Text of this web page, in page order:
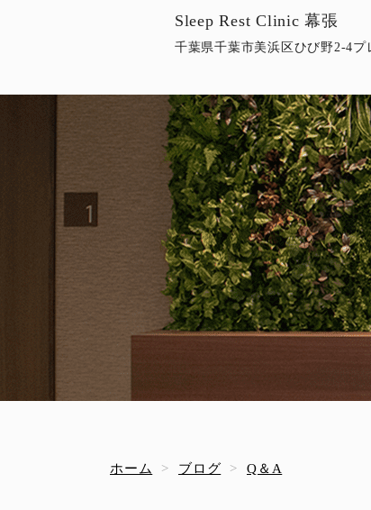
Sleep Rest Clinic 幕張
千葉県千葉市美浜区ひび野2-4プ
ホーム ブログ Q＆A